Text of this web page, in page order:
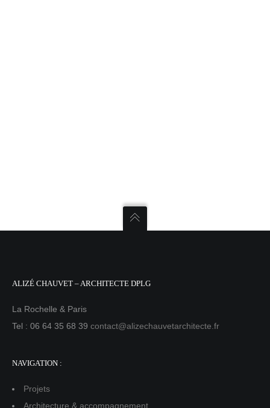
ALIZÉ CHAUVET – ARCHITECTE DPLG
La Rochelle & Paris
Tel : 06 64 35 68 39 contact@alizechauvetarchitecte.fr
NAVIGATION :
Projets
Architecture & accompagnement